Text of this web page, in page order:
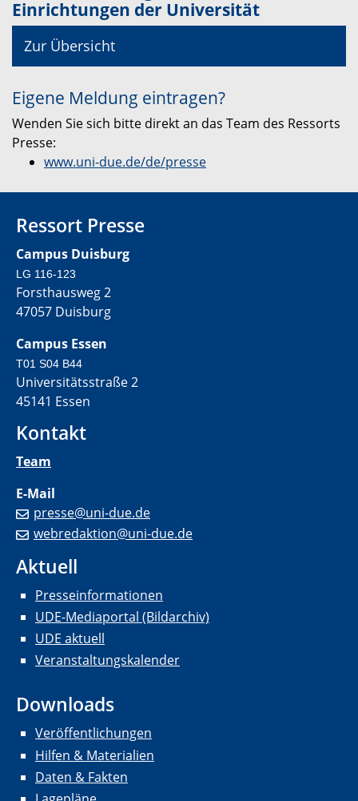
Einrichtungen der Universität
Zur Übersicht
Eigene Meldung eintragen?
Wenden Sie sich bitte direkt an das Team des Ressorts
Presse:
www.uni-due.de/de/presse
Ressort Presse
Campus Duisburg
LG 116-123
Forsthausweg 2
47057 Duisburg
Campus Essen
T01 S04 B44
Universitätsstraße 2
45141 Essen
Kontakt
Team
E-Mail
presse@uni-due.de
webredaktion@uni-due.de
Aktuell
Presseinformationen
UDE-Mediaportal (Bildarchiv)
UDE aktuell
Veranstaltungskalender
Downloads
Veröffentlichungen
Hilfen & Materialien
Daten & Fakten